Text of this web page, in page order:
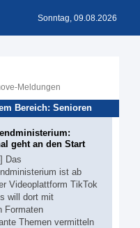
Sonntag, 09.08.2026
Meldungen
Bereich: Senioren
geht an den Start
Das
ist ab
Videoplattform TikTok
will dort mit
Formaten
Themen vermitteln